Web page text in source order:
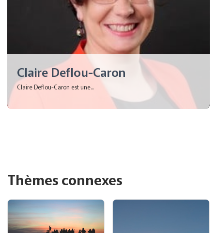
Claire Deflou-Caron
Claire Deflou-Caron est une...
Thèmes connexes